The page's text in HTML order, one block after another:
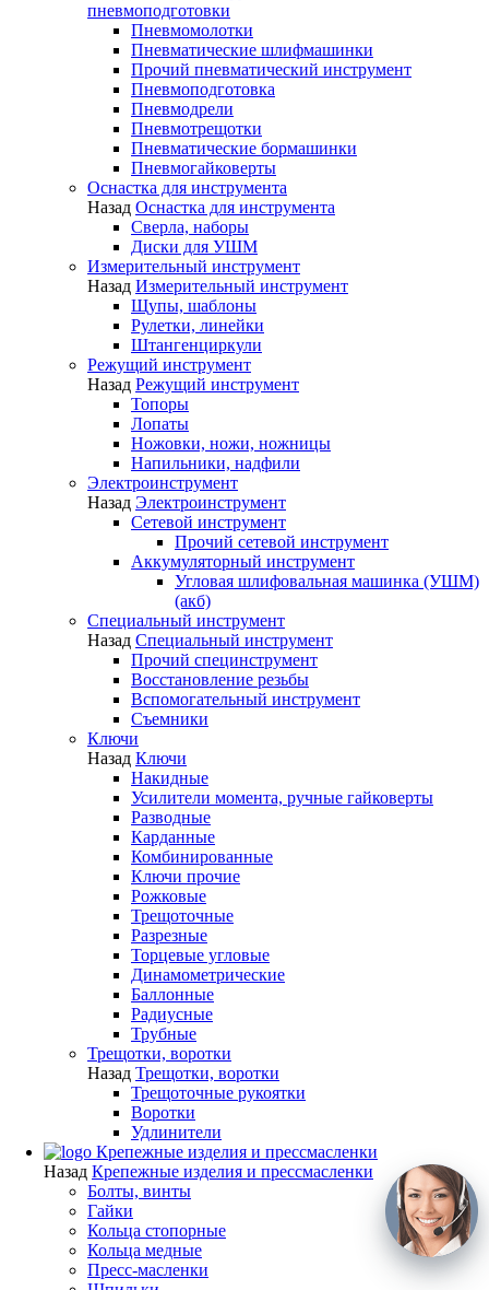
пневмоподготовки
Пневмомолотки
Пневматические шлифмашинки
Прочий пневматический инструмент
Пневмоподготовка
Пневмодрели
Пневмотрещотки
Пневматические бормашинки
Пневмогайковерты
Оснастка для инструмента
Назад Оснастка для инструмента
Сверла, наборы
Диски для УШМ
Измерительный инструмент
Назад Измерительный инструмент
Щупы, шаблоны
Рулетки, линейки
Штангенциркули
Режущий инструмент
Назад Режущий инструмент
Топоры
Лопаты
Ножовки, ножи, ножницы
Напильники, надфили
Электроинструмент
Назад Электроинструмент
Сетевой инструмент
Прочий сетевой инструмент
Аккумуляторный инструмент
Угловая шлифовальная машинка (УШМ)
(акб)
Специальный инструмент
Назад Специальный инструмент
Прочий специнструмент
Восстановление резьбы
Вспомогательный инструмент
Съемники
Ключи
Назад Ключи
Накидные
Усилители момента, ручные гайковерты
Разводные
Карданные
Комбинированные
Ключи прочие
Рожковые
Трещоточные
Разрезные
Торцевые угловые
Динамометрические
Баллонные
Радиусные
Трубные
Трещотки, воротки
Назад Трещотки, воротки
Трещоточные рукоятки
Воротки
Удлинители
Крепежные изделия и прессмасленки
Назад Крепежные изделия и прессмасленки
Болты, винты
Гайки
Кольца стопорные
Кольца медные
Пресс-масленки